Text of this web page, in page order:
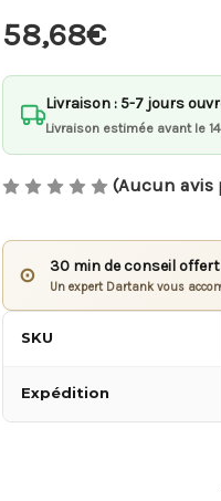
58,68€
Livraison : 5-7 jours
Livraison estimée avant le
(Aucun avis
⊙ 30 min de conseil offert
Un expert Dartank vous
SKU
Expédition